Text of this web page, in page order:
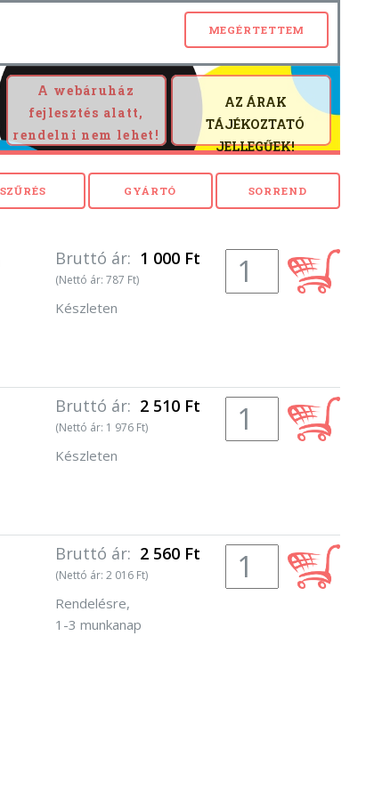
AZ ÁRAK
TÁJÉKOZTATÓ
JELLEGŰEK!
A webáruház
fejlesztés alatt,
rendelni nem lehet!
Bruttó ár: 1 000 Ft
(Nettó ár: 787 Ft)
Készleten
Bruttó ár: 2 510 Ft
(Nettó ár: 1 976 Ft)
Készleten
Bruttó ár: 2 560 Ft
(Nettó ár: 2 016 Ft)
Rendelésre,
1-3 munkanap